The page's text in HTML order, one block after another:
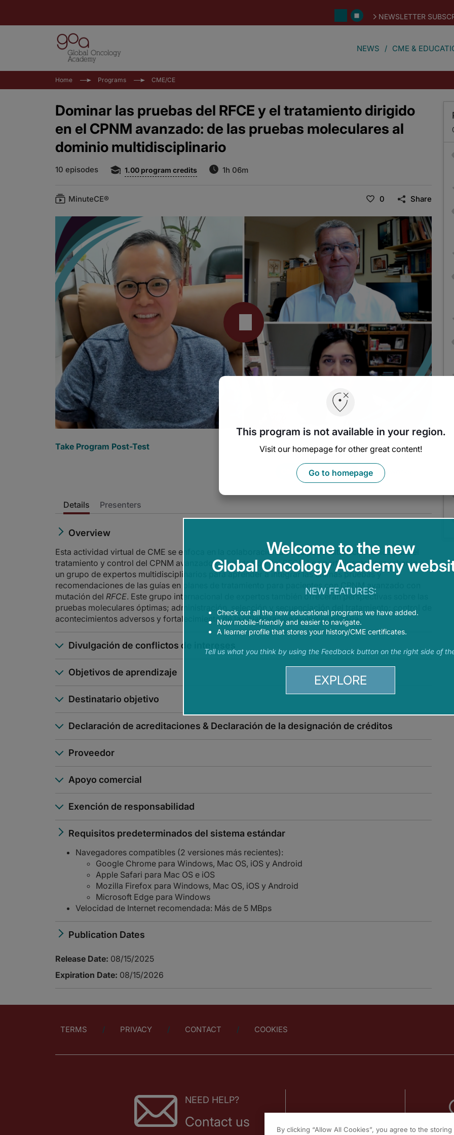
NEWSLETTER
NEWS CME &
Home Programs CME/CE
Dominar las pruebas del RFCE y el tratamiento dirigido
en el CPNM avanzado: de las pruebas moleculares al
dominio multidisciplinario
10 episodes 1.00 program credits 1h 06m
MinuteCE® 0 Share
Take Program Post-Test
0.00 of1.00 program credits
Claim
0.00credits) How it works
Details Presenters
Overview
Esta actividad virtual de CME se enfoca en la colaboración de equipos multidisciplinarios para el
tratamiento y control del CPNM avanzado con mutación delRFCE. Los participantes escucharán a
un grupo de expertos multidisciplinarios para aprender a integrar las últimas pruebas y
recomendaciones de las guías en planes de tratamiento para pacientes con CPNM avanzado con
mutación del RFCE. Este grupo internacional de expertos también ofrecerán perspectivas sobre las
pruebas moleculares óptimas; administración, selección y secuenciación del tratamiento; control de
acontecimientos adversos y fortalecimiento de la colaboración multidisciplinaria.
Divulgación de conflictos de intereses
Objetivos de aprendizaje
Destinatario objetivo
Declaración de acreditaciones & Declaración de la designación de créditos
Proveedor
Apoyo comercial
Exención de responsabilidad
Requisitos predeterminados del sistema estándar
Navegadores compatibles (2 versiones más recientes):
Google Chrome para Windows, Mac OS, iOS y Android
Apple Safari para Mac OS e iOS
Mozilla Firefox para Windows, Mac OS, iOS y Android
Microsoft Edge para Windows
Velocidad de Internet recomendada: Más de 5 MBps
Publication Dates
Release Date: 08/15/2025
Expiration Date: 08/15/2026
TERMS PRIVACY CONTACT COOKIES
NEED HELP?
Contact us
Welcome to the new
Global Oncology Academy
NEW FEATURES:
Check out all the new educational programs we have added.
Now mobile-friendly and easier to navigate.
A learner profile that stores your history/CME certificates.
Tell us what you think by using the Feedback button on the right side of
EXPLORE
By clicking “Allow All Cookies”, you agree to the
This program is not available in your region.
Visit our homepage for other great content!
Go to homepage